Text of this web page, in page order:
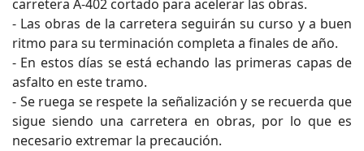
carretera A-402 cortado para acelerar las obras.
- Las obras de la carretera seguirán su curso y a buen
ritmo para su terminación completa a finales de año.
- En estos días se está echando las primeras capas de
asfalto en este tramo.
- Se ruega se respete la señalización y se recuerda que
sigue siendo una carretera en obras, por lo que es
necesario extremar la precaución.